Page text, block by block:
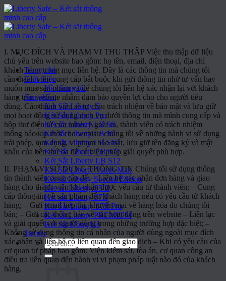
Chuyển
đến
nội
dung
Trang chủ
Giới thiệu
Về chúng tôi
Sản phẩm
Két Sắt Liberty S
Két Sắt Liberty Pro
Két sắt Liberty LB S8
Két sắt Liberty LB S9
Két sắt Liberty LB S10
Két Sắt Liberty LB S11
Két Sắt Liberty LB S12
Két Sắt Liberty Vantis Max
Két sắt Liberty Special Edition
Két sắt Liberty S5 II
Két sắt Liberty S7II
Két Sắt Liberty S7II Pro
Két sắt Liberty PREMIUM
Két Sắt Đồng Hồ
Tin tức
Search
for:
I. MỤC ĐÍCH VÀ PHẠM VI THU THẬP Việc thu thập dữ liệu
chủ yếu trên website bao gồm: họ tên, email, điện thoại, địa chỉ
khách hàng trong mục liên hệ. Đây là các thông tin mà chúng tôi
cần thành viên cung cấp bắt buộc khi gửi thông tin nhờ tư vấn hay
muốn mua sản phẩm và để chúng tôi liên hệ xác nhận lại với khách
hàng trên website nhằm đảm bảo quyền lợi cho cho người tiêu
dùng. Các thành viên sẽ tự chịu trách nhiệm về bảo mật và lưu giữ
mọi hoạt động sử dụng dịch vụ dưới thông tin mà mình cung cấp và
hộp thư điện tử của mình. Ngoài ra, thành viên có trách nhiệm
thông báo kịp thời cho webiste chúng tôi về những hành vi sử dụng
trái phép, lạm dụng, vi phạm bảo mật, lưu giữ tên đăng ký và mật
khẩu của bên thứ ba để có biện pháp giải quyết phù hợp.
II. PHẠM VI SỬ DỤNG THÔNG TIN Chúng tôi sử dụng thông
tin thành viên cung cấp để: – Liên hệ xác nhận đơn hàng và giao
hàng cho thành viên khi nhận được yêu cầu từ thành viên; – Cung
cấp thông tin về sản phẩm đến khách hàng nếu có yêu cầu từ khách
hàng; – Gửi email tiếp thị, khuyến mại về hàng hóa do chúng tôi
bán; – Gửi các thông báo về các hoạt động trên website – Liên lạc
và giải quyết với người dùng trong những trường hợp đặc biệt; –
Không sử dụng thông tin cá nhân của người dùng ngoài mục đích
xác nhận và liên hệ có liên quan đến giao dịch – Khi có yêu cầu của
cơ quan tư pháp bao gồm: Viện kiểm sát, tòa án, cơ quan công an
điều tra liên quan đến hành vi vi phạm pháp luật nào đó của khách
hàng.